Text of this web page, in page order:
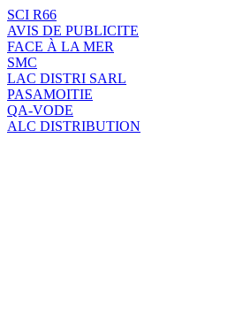
SCI R66
AVIS DE PUBLICITE
FACE À LA MER
SMC
LAC DISTRI SARL
PASAMOITIE
QA-VODE
ALC DISTRIBUTION